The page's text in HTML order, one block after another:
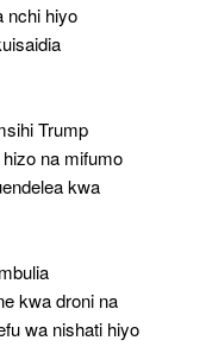
nchi hiyo
Trump
na mifumo
kwa
kwa droni na
wa nishati hiyo